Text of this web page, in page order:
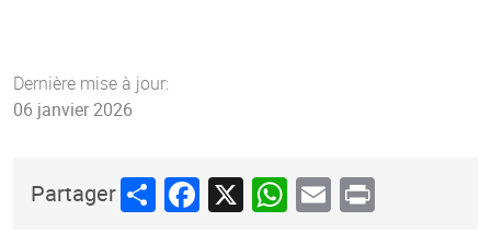
Dernière mise à jour:
06 janvier 2026
PartagerShareFacebook
X WhatsApp
Email
Print